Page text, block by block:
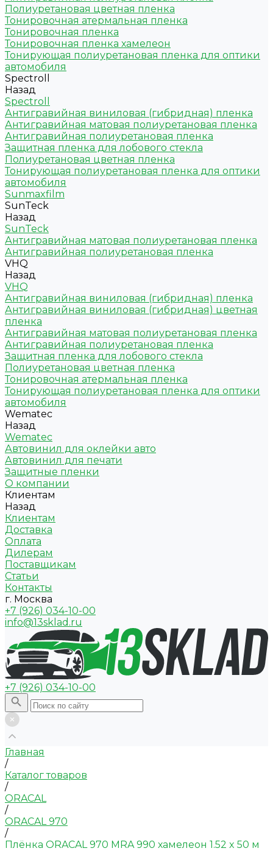
Полиуретановая цветная пленка
Тонировочная атермальная пленка
Тонировочная пленка
Тонировочная пленка хамелеон
Тонирующая полиуретановая пленка для оптики
автомобиля
Spectroll
Назад
Spectroll
Антигравийная виниловая (гибридная) пленка
Антигравийная матовая полиуретановая пленка
Антигравийная полиуретановая пленка
Защитная пленка для лобового стекла
Полиуретановая цветная пленка
Тонирующая полиуретановая пленка для оптики
автомобиля
Sunmaxfilm
SunTeck
Назад
SunTeck
Антигравийная матовая полиуретановая пленка
Антигравийная полиуретановая пленка
VHQ
Назад
VHQ
Антигравийная виниловая (гибридная) пленка
Антигравийная виниловая (гибридная) цветная
пленка
Антигравийная матовая полиуретановая пленка
Антигравийная полиуретановая пленка
Защитная пленка для лобового стекла
Полиуретановая цветная пленка
Тонировочная атермальная пленка
Тонирующая полиуретановая пленка для оптики
автомобиля
Wematec
Назад
Wematec
Автовинил для оклейки авто
Автовинил для печати
Защитные пленки
О компании
Клиентам
Назад
Клиентам
Доставка
Оплата
Дилерам
Поставщикам
Статьи
Контакты
г. Москва
+7 (926) 034-10-00
info@13sklad.ru
+7 (926) 034-10-00
Главная
/
Каталог товаров
/
ORACAL
/
ORACAL 970
/
Плёнка ORACAL 970 MRA 990 хамелеон 1.52 x 50 м